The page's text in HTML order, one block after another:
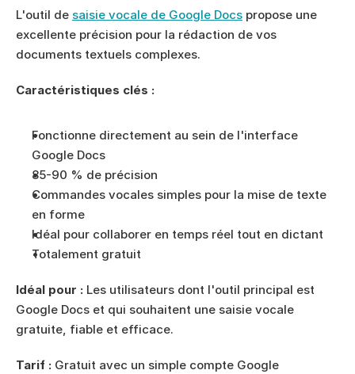
L'outil de saisie vocale de Google Docs propose une
excellente précision pour la rédaction de vos
documents textuels complexes.
Caractéristiques clés :
Fonctionne directement au sein de l'interface
Google Docs
85-90 % de précision
Commandes vocales simples pour la mise de texte
en forme
Idéal pour collaborer en temps réel tout en dictant
Totalement gratuit
Idéal pour : Les utilisateurs dont l'outil principal est
Google Docs et qui souhaitent une saisie vocale
gratuite, fiable et efficace.
Tarif : Gratuit avec un simple compte Google